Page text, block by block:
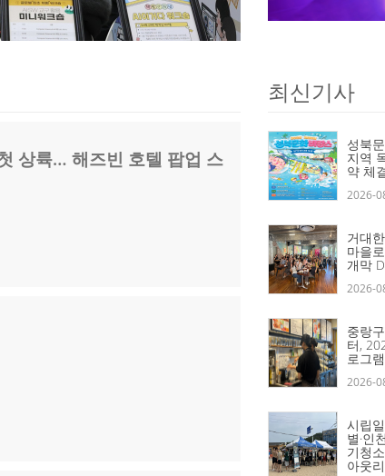
상륙… 해즈빈 호텔 팝업 스
최신기사
성북
지역
약 체
2026-
거대
마을
개막
2026-
중랑
터,
로그
2026-
시립
별·인
기청
아웃